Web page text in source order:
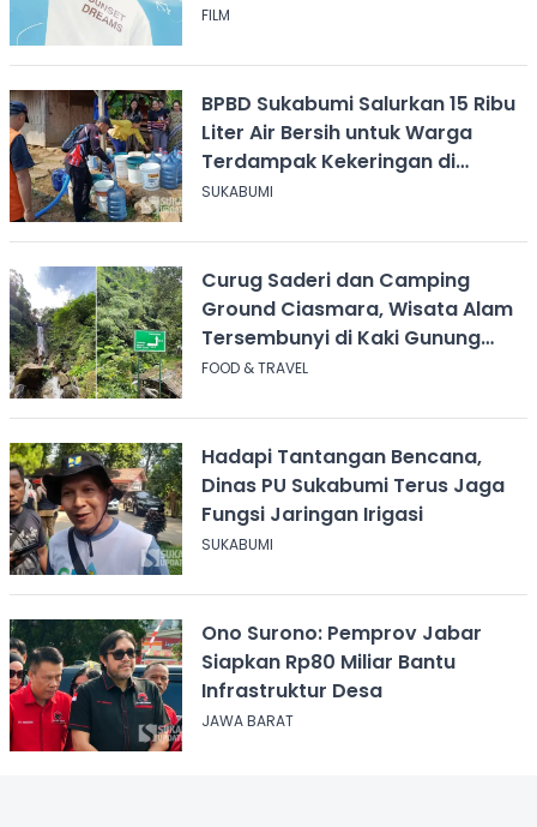
FILM
BPBD Sukabumi Salurkan 15 Ribu
Liter Air Bersih untuk Warga
Terdampak Kekeringan di
Cicurug
SUKABUMI
Curug Saderi dan Camping
Ground Ciasmara, Wisata Alam
Tersembunyi di Kaki Gunung
Salak
FOOD & TRAVEL
Hadapi Tantangan Bencana,
Dinas PU Sukabumi Terus Jaga
Fungsi Jaringan Irigasi
SUKABUMI
Ono Surono: Pemprov Jabar
Siapkan Rp80 Miliar Bantu
Infrastruktur Desa
JAWA BARAT